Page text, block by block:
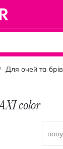
Для очей та брів
color